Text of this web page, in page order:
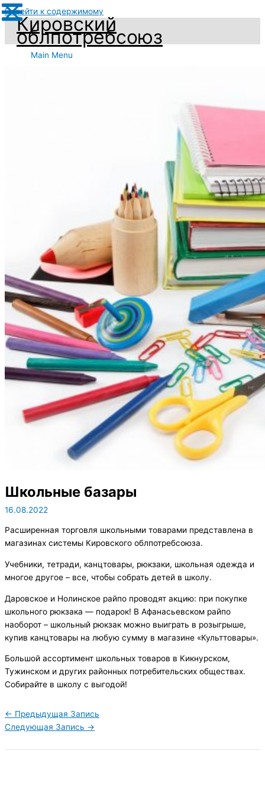
Перейти к содержимому
Кировский
облпотребсоюз
Main Menu
Школьные базары
16.08.2022
Расширенная торговля школьными товарами представлена в
магазинах системы Кировского облпотребсоюза.
Учебники, тетради, канцтовары, рюкзаки, школьная одежда и
многое другое – все, чтобы собрать детей в школу.
Даровское и Нолинское райпо проводят акцию: при покупке
школьного рюкзака — подарок! В Афанасьевском райпо
наоборот – школьный рюкзак можно выиграть в розыгрыше,
купив канцтовары на любую сумму в магазине «Культтовары».
Большой ассортимент школьных товаров в Кикнурском,
Тужинском и других районных потребительских обществах.
Собирайте в школу с выгодой!
← Предыдущая Запись
Следующая Запись →